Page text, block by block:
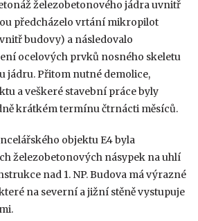
železobetonového jádra uvnitř
předcházelo vrtání mikropilot
budovy) a následovalo
ocelových prvků nosného skeletu
jádru. Přitom nutné demolice,
a veškeré stavební práce byly
krátkém termínu čtrnácti měsíců.
objektu E4 byla
železobetonových násypek na uhlí
nad 1. NP. Budova má výrazné
na severní a jižní stěně vystupuje